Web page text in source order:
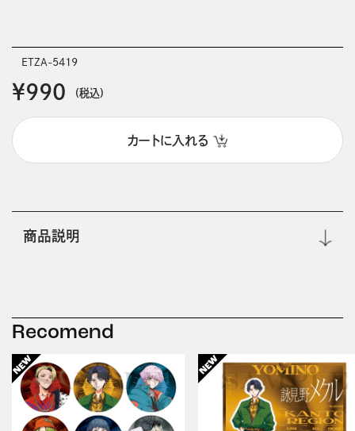
ETZA-5419
￥990 (税込)
カートに入れる
商品説明
Recomend